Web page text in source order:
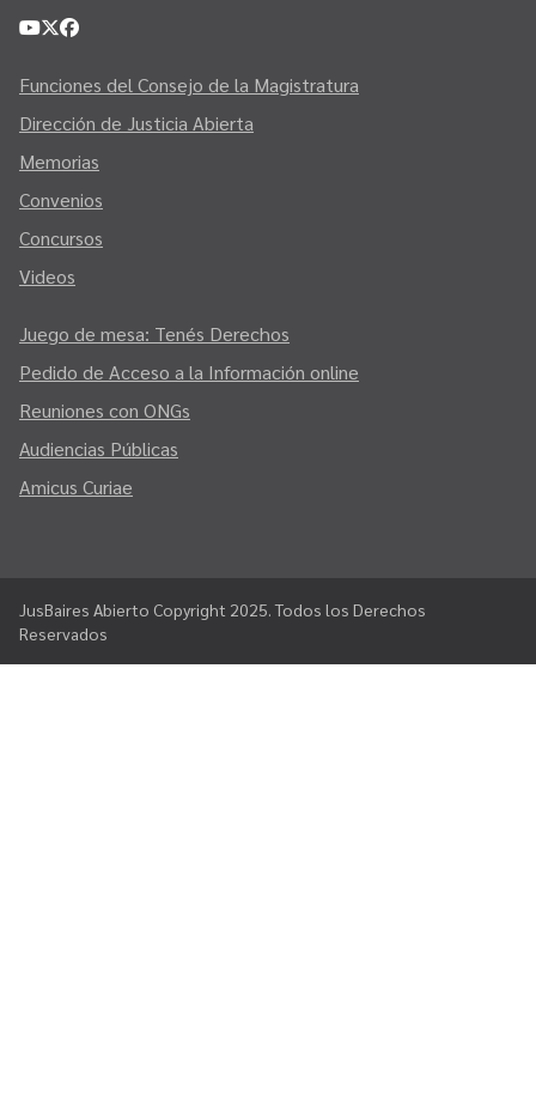
Funciones del Consejo de la Magistratura
Dirección de Justicia Abierta
Memorias
Convenios
Concursos
Videos
Juego de mesa: Tenés Derechos
Pedido de Acceso a la Información online
Reuniones con ONGs
Audiencias Públicas
Amicus Curiae
JusBaires Abierto Copyright 2025. Todos los Derechos
Reservados